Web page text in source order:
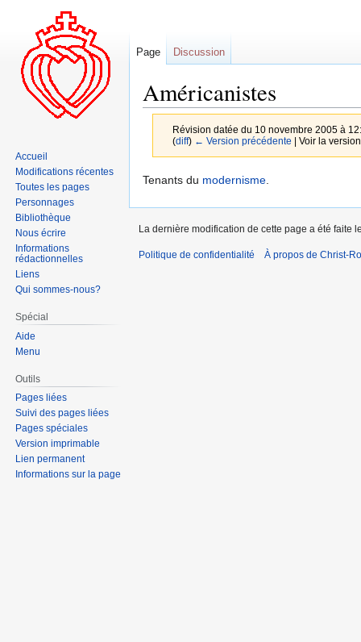
Américanistes
Révision datée du 10 novembre 2005 à
(diff) ← Version précédente | Voir la
Aller
navigation
Aller
recherche
Tenants du modernisme
Page Discussion
Accueil
Modifications récentes
Toutes les pages
Personnages
Bibliothèque
Nous écrire
Informations
rédactionnelles
Liens
Qui sommes-nous?
Spécial
Aide
Menu
Outils
Pages liées
Suivi des pages liées
Pages spéciales
Version imprimable
Lien permanent
Informations sur la page
La dernière modification de cette page a été faite
Politique de confidentialité À propos de Christ-